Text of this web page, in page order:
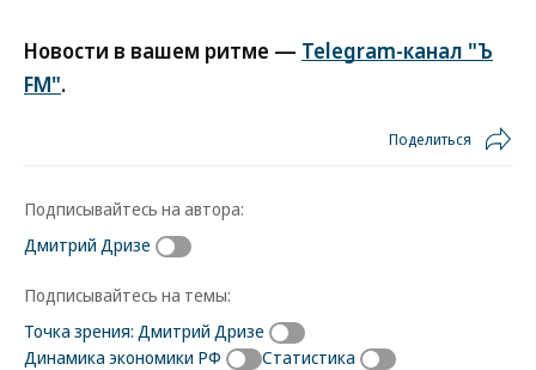
Новости в вашем ритме — Telegram-канал "Ъ
FM".
Поделиться
Подписывайтесь на автора:
Дмитрий Дризе
Подписывайтесь на темы:
Точка зрения: Дмитрий Дризе
Динамика экономики РФ
Статистика